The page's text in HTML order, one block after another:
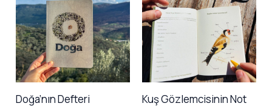
Doğa’nın Defteri
Kuş Gözlemcisinin Not